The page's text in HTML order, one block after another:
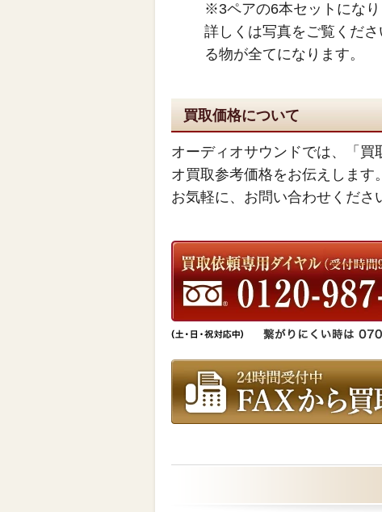
※3ペアの6本セットになり
詳しくは写真をご覧くだ
る物が全てになります。
買取価格について
オーディオサウンドでは、「買
オ買取参考価格をお伝えします。
お気軽に、お問い合わせくださ